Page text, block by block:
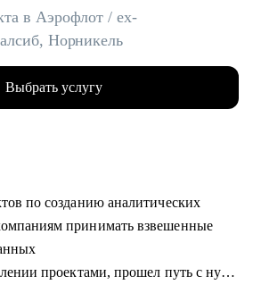
в Аэрофлот / ex-
Норникель
Выбрать услугу
по созданию аналитических
принимать взвешенные
проектами, прошел путь с нуля